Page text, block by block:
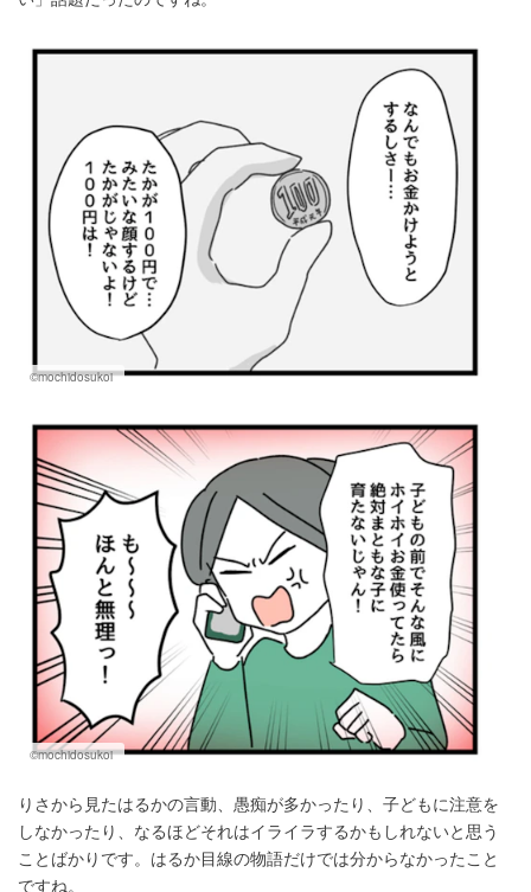
©mochidosukoi
©mochidosukoi
りさから見たはるかの言動、愚痴が多かったり、子どもに注意を
しなかったり、なるほどそれはイライラするかもしれないと思う
ことばかりです。はるか目線の物語だけでは分からなかったこと
ですね。